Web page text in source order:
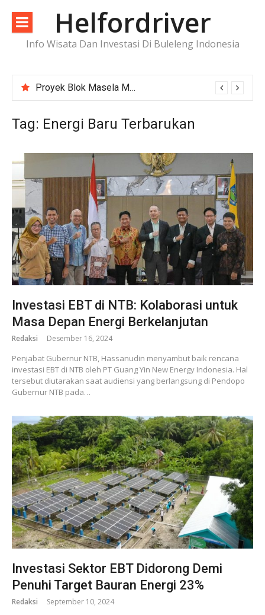
konten
Helfordriver
Info Wisata Dan Investasi Di Buleleng Indonesia
Proyek Blok Masela Makin Dekat ke FID, Investasi Raksasa Siap Menggerakkan Industri Energi
Tag: Energi Baru Terbarukan
Investasi EBT di NTB: Kolaborasi untuk
Masa Depan Energi Berkelanjutan
Redaksi Desember 16, 2024
Penjabat Gubernur NTB, Hassanudin menyambut baik rencana
investasi EBT di NTB oleh PT Guang Yin New Energy Indonesia. Hal
tersebut diutarakan saat audiensi yang berlangsung di Pendopo
Gubernur NTB pada…
Investasi Sektor EBT Didorong Demi
Penuhi Target Bauran Energi 23%
Redaksi September 10, 2024